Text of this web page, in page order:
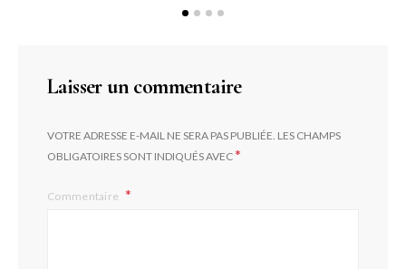
Laisser un commentaire
VOTRE ADRESSE E-MAIL NE SERA PAS PUBLIÉE. LES CHAMPS
OBLIGATOIRES SONT INDIQUÉS AVEC*
Commentaire